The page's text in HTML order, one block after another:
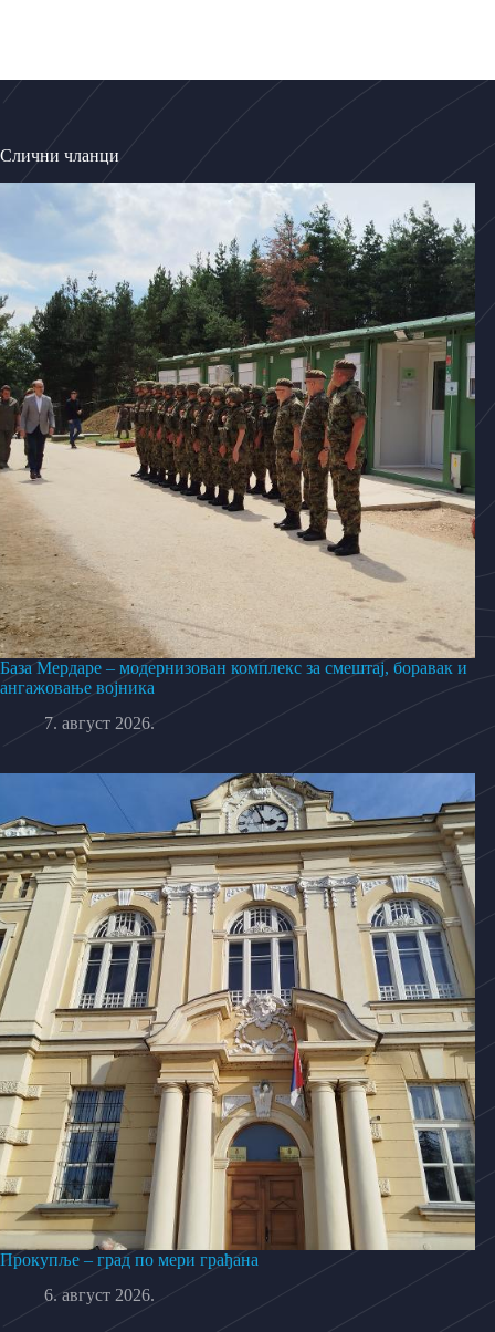
Слични чланци
База Мердаре – модернизован комплекс за смештај, боравак и
ангажовање војника
7. август 2026.
Прокупље – град по мери грађана
6. август 2026.